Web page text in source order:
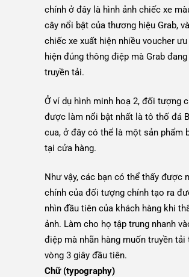
chính ở đây là hình ảnh chiếc xe
cây nổi bật của thương hiệu Grab,
chiếc xe xuất hiện nhiều voucher
hiện đúng thông điệp mà Grab
truyền tải.
Ở ví dụ hình minh hoạ 2, đối tượng
được làm nổi bật nhất là tô thố đá
cua, ở đây có thể là một sản phẩm
tại cửa hàng.
Như vậy, các bạn có thể thấy được
chính của đối tượng chính tạo ra
nhìn đầu tiên của khách hàng khi
ảnh. Làm cho họ tập trung nhanh
điệp mà nhãn hàng muốn truyền tải
vòng 3 giây đầu tiên.
Chữ (typography)